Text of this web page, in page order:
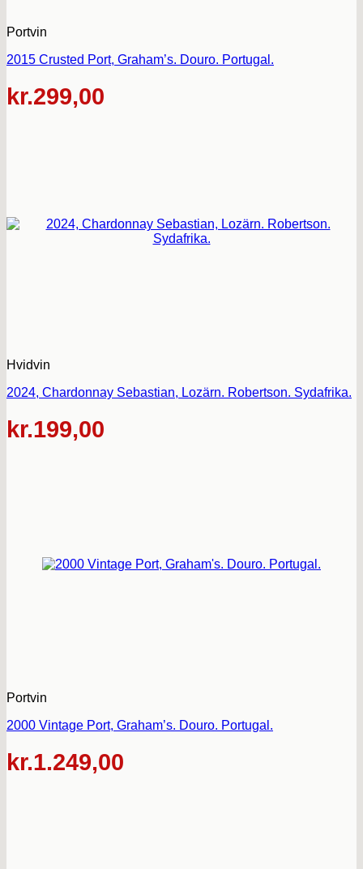
Portvin
2015 Crusted Port, Graham’s. Douro. Portugal.
kr.299,00
Hvidvin
2024, Chardonnay Sebastian, Lozärn. Robertson. Sydafrika.
kr.199,00
Portvin
2000 Vintage Port, Graham’s. Douro. Portugal.
kr.1.249,00